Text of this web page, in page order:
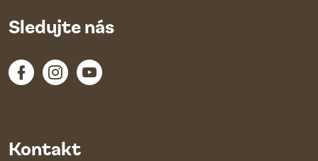
Kontakt
Sledujte nás